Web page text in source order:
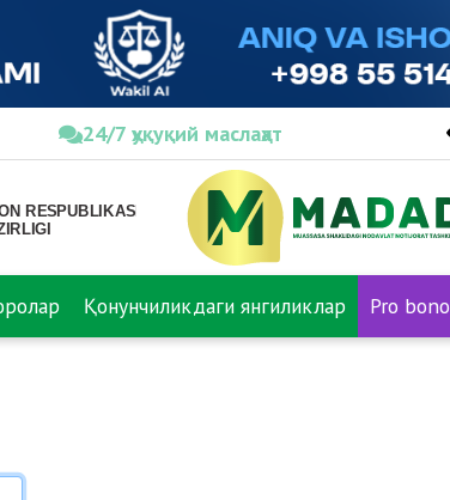
24/7 ҳуқуқий маслаҳат
Қонунчиликдаги янгиликлар Pro bono